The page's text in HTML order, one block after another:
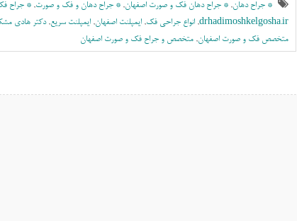
* جراح دهان, * جراح دهان فک و صورت اصفهان, * جراح دهان و فک و صورت, * جراح
drhadimoshkelgosha.ir
, انواع جراحی فک, ايمپلنت اصفهان, ایمپلنت سریع,دکتر هادی
متخصص فک و صورت اصفهان, متخصص و جراح فک و صورت اصفهان